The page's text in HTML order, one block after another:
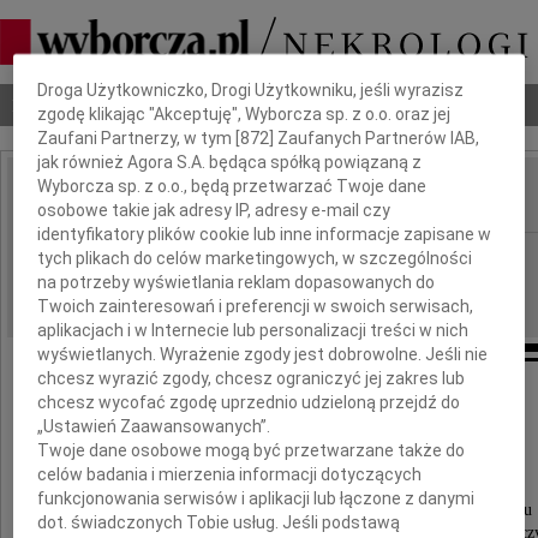
Nekrologi Odeszli Poradnik pogrzebowy
IMIĘ I NAZWISKO:
REGION: Gdańsk
DATA EMISJI: 24.11.2009
Podziękowania
Księżom, naszym bliskim Przyjaciołom,
Współpracownikom, Uczniom, Sąsiadom
oraz wszystkim, którzy 20 listopada 2009 roku
wspierali nas w trudnych chwilach oraz
Dbamy o Twoją prywatność
Droga Użytkowniczko, Drogi Użytkowniku, jeśli wyrazisz
zgodę klikając "Akceptuję", Wyborcza sp. z o.o. oraz jej
Zaufani Partnerzy, w tym [872 ] Zaufanych Partnerów IAB,
jak również Agora S.A. będąca spółką powiązaną z
Wyborcza sp. z o.o., będą przetwarzać Twoje dane
osobowe takie jak adresy IP, adresy e-mail czy
identyfikatory plików cookie lub inne informacje zapisane w
tych plikach do celów marketingowych, w szczególności
na potrzeby wyświetlania reklam dopasowanych do
Twoich zainteresowań i preferencji w swoich serwisach,
aplikacjach i w Internecie lub personalizacji treści w nich
wyświetlanych. Wyrażenie zgody jest dobrowolne. Jeśli nie
chcesz wyrazić zgody, chcesz ograniczyć jej zakres lub
chcesz wycofać zgodę uprzednio udzieloną przejdź do
„Ustawień Zaawansowanych”.
Twoje dane osobowe mogą być przetwarzane także do
celów badania i mierzenia informacji dotyczących
funkcjonowania serwisów i aplikacji lub łączone z danymi
dot. świadczonych Tobie usług. Jeśli podstawą